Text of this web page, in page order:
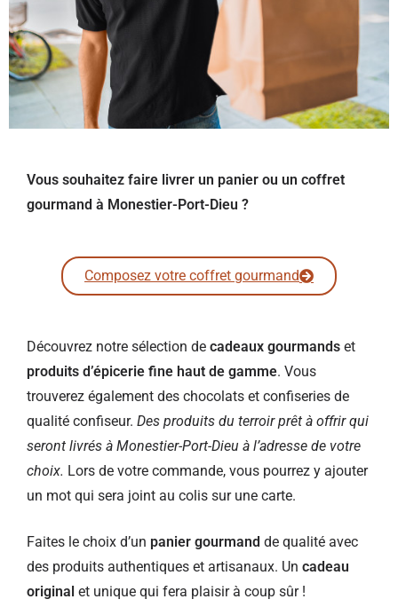
Vous souhaitez faire livrer un panier ou un coffret
gourmand à Monestier-Port-Dieu ?
Composez votre coffret gourmand
Découvrez notre sélection de cadeaux gourmands et
produits d’épicerie fine haut de gamme. Vous
trouverez également des chocolats et confiseries de
qualité confiseur. Des produits du terroir prêt à offrir qui
seront livrés à Monestier-Port-Dieu à l’adresse de votre
choix. Lors de votre commande, vous pourrez y ajouter
un mot qui sera joint au colis sur une carte.
Faites le choix d’un panier gourmand de qualité avec
des produits authentiques et artisanaux. Un cadeau
original et unique qui fera plaisir à coup sûr !